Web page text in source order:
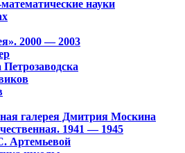
науки
2000 — 2003
галерея Дмитрия Москина
1941 — 1945
Артемьевой